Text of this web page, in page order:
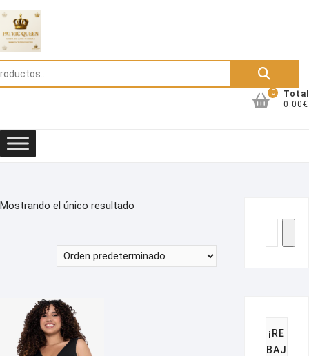
Saltar
contenido
Buscar
0
Total
0.00€
Mostrando el único resultado
¡RE
BAJ